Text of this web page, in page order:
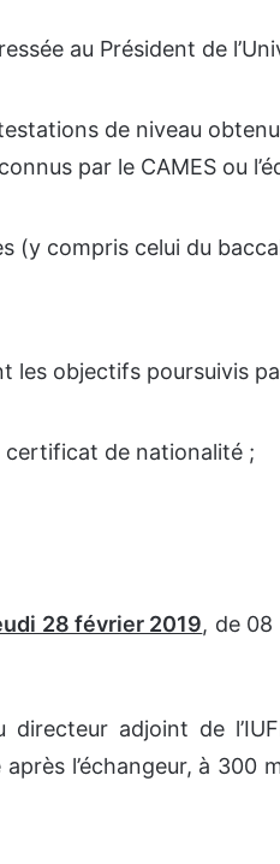
au Président de
de niveau
par le CAMES ou
(y compris celui du
les objectifs poursuivis
certificat de nationalité ;
28 février 2019, de 08
directeur adjoint de
l’échangeur, à 300